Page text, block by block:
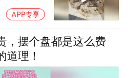
APP专享
，摆个盘都是这么费
道理！